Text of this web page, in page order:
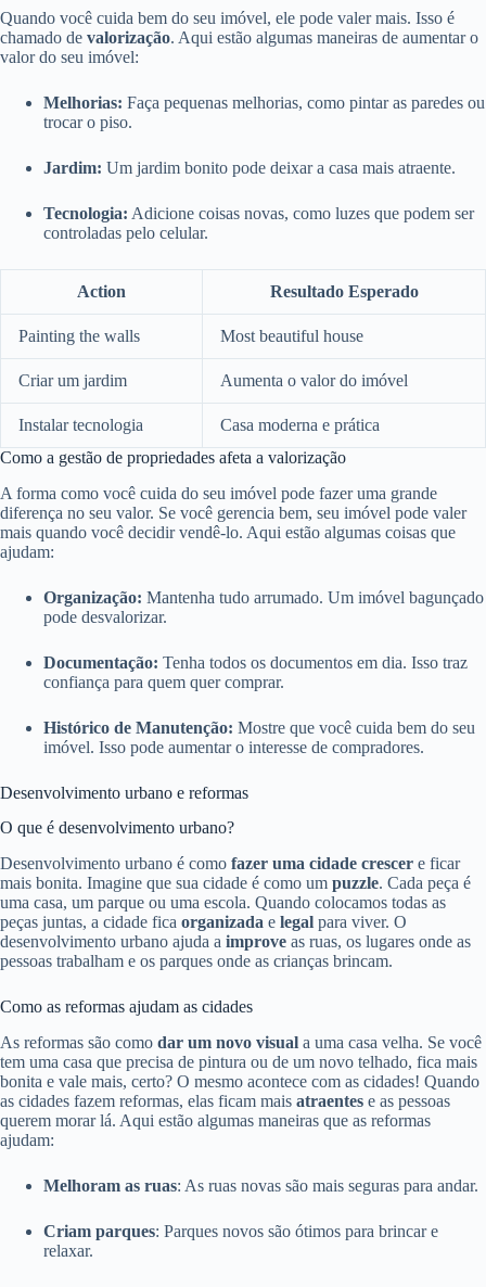
Quando você cuida bem do seu imóvel, ele pode valer mais. Isso é
chamado de valorização. Aqui estão algumas maneiras de aumentar o
valor do seu imóvel:
Melhorias: Faça pequenas melhorias, como pintar as paredes ou
trocar o piso.
Jardim: Um jardim bonito pode deixar a casa mais atraente.
Tecnologia: Adicione coisas novas, como luzes que podem ser
controladas pelo celular.
Action Resultado Esperado
Painting the walls Most beautiful house
Criar um jardim Aumenta o valor do imóvel
Instalar tecnologia
Casa moderna e prática
Como a gestão de propriedades afeta a valorização
A forma como você cuida do seu imóvel pode fazer uma grande
diferença no seu valor. Se você gerencia bem, seu imóvel pode valer
mais quando você decidir vendê-lo. Aqui estão algumas coisas que
ajudam:
Organização: Mantenha tudo arrumado. Um imóvel bagunçado
pode desvalorizar.
Documentação: Tenha todos os documentos em dia. Isso traz
confiança para quem quer comprar.
Histórico de Manutenção: Mostre que você cuida bem do seu
imóvel. Isso pode aumentar o interesse de compradores.
Desenvolvimento urbano e reformas
O que é desenvolvimento urbano?
Desenvolvimento urbano é como fazer uma cidade crescer e ficar
mais bonita. Imagine que sua cidade é como um puzzle. Cada peça é
uma casa, um parque ou uma escola. Quando colocamos todas as
peças juntas, a cidade fica organizada e legal para viver. O
desenvolvimento urbano ajuda a improve as ruas, os lugares onde as
pessoas trabalham e os parques onde as crianças brincam.
Como as reformas ajudam as cidades
As reformas são como dar um novo visual a uma casa velha. Se você
tem uma casa que precisa de pintura ou de um novo telhado, fica mais
bonita e vale mais, certo? O mesmo acontece com as cidades! Quando
as cidades fazem reformas, elas ficam mais atraentes e as pessoas
querem morar lá. Aqui estão algumas maneiras que as reformas
ajudam:
Melhoram as ruas: As ruas novas são mais seguras para andar.
Criam parques: Parques novos são ótimos para brincar e
relaxar.